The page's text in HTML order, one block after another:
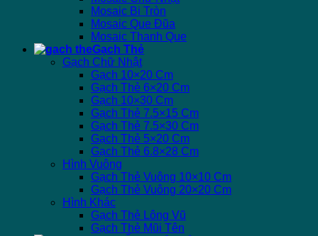
Mosaic Bi Tròn
Mosaic Que Đũa
Mosaic Thanh Que
Gạch Thẻ
Gạch Chữ Nhật
Gạch 10×20 Cm
Gạch Thẻ 6×20 Cm
Gạch 10×30 Cm
Gạch Thẻ 7.5×15 Cm
Gạch Thẻ 7.5×30 Cm
Gạch Thẻ 5×20 Cm
Gạch Thẻ 6.8×28 Cm
Hình Vuông
Gạch Thẻ Vuông 10×10 Cm
Gạch Thẻ Vuông 20×20 Cm
Hình Khác
Gạch Thẻ Lông Vũ
Gạch Thẻ Mũi Tên